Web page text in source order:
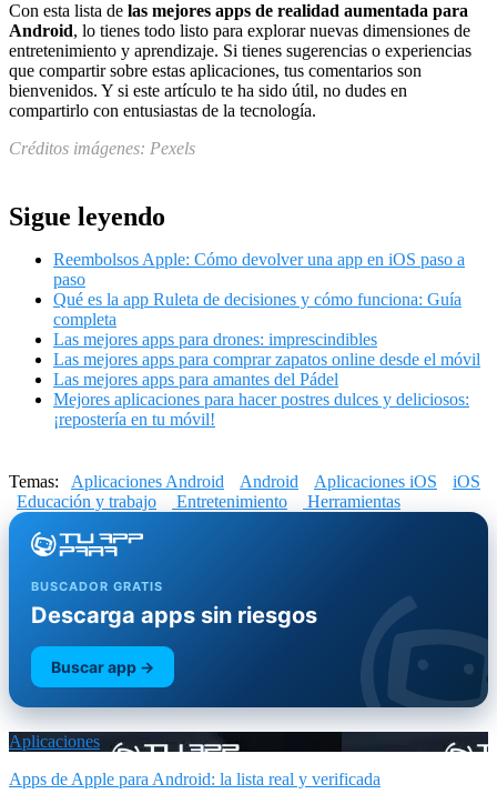
Con esta lista de las mejores apps de realidad aumentada para
Android, lo tienes todo listo para explorar nuevas dimensiones de
entretenimiento y aprendizaje. Si tienes sugerencias o experiencias
que compartir sobre estas aplicaciones, tus comentarios son
bienvenidos. Y si este artículo te ha sido útil, no dudes en
compartirlo con entusiastas de la tecnología.
Créditos imágenes: Pexels
Sigue leyendo
Reembolsos Apple: Cómo devolver una app en iOS paso a
paso
Qué es la app Ruleta de decisiones y cómo funciona: Guía
completa
Las mejores apps para drones: imprescindibles
Las mejores apps para comprar zapatos online desde el móvil
Las mejores apps para amantes del Pádel
Mejores aplicaciones para hacer postres dulces y deliciosos:
¡repostería en tu móvil!
Temas: Aplicaciones Android Android Aplicaciones iOS
iOS
Educación y trabajo
Entretenimiento Herramientas
BUSCADOR GRATIS
Descarga apps sin riesgos
Buscar app →
Aplicaciones
Apps de Apple para Android: la lista real y verificada